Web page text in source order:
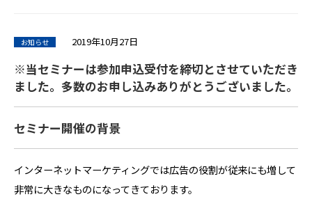
お知らせ 2019年10月27日
※当セミナーは参加申込受付を締切とさせていただき
ました。多数のお申し込みありがとうございました。
セミナー開催の背景
インターネットマーケティングでは広告の役割が従来にも増して
非常に大きなものになってきております。